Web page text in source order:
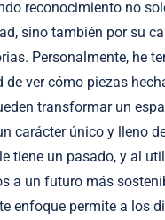
reconocimiento no
sino también por su
Personalmente, he
de ver cómo piezas
transformar un
carácter único y lleno
tiene un pasado, y al
a un futuro más
enfoque permite a los